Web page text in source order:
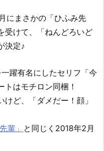
にまさかの「ひふみ先
受けて、「ねんどろいど
決定♪
躍有名にしたセリフ「今
はモチロン同梱！
けど、「ダメだー！顔」
輩」 と同じく2018年2月